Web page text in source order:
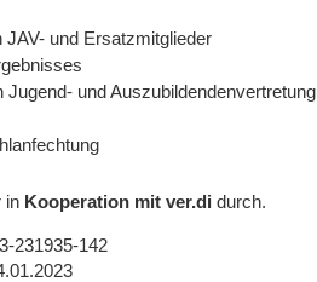
JAV- und Ersatzmitglieder
Jugend- und Auszubildendenvertretung
in Kooperation mit ver.di durch.
231935-142